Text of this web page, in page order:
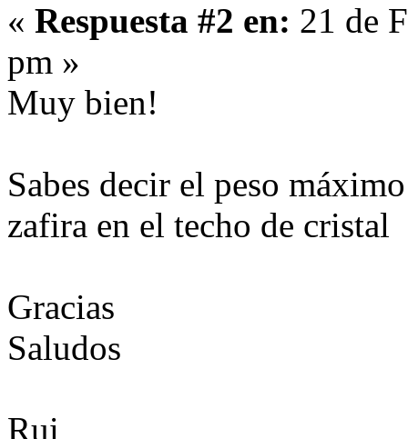
« Respuesta #2 en: 21 de
pm »
Muy bien!
Sabes decir el peso
zafira en el techo de cristal
Gracias
Saludos
Rui